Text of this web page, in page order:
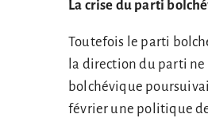
La crise du parti
Toutefois le parti
la direction du parti
bolchévique
février une politique